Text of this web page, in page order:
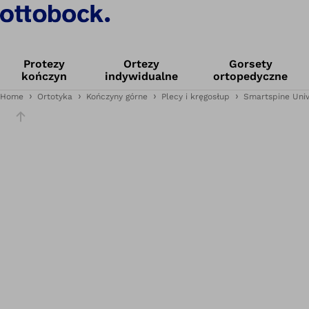
Protezy
kończyn
Ortezy
indywidualne
Gorsety
ortopedyczne
Home Ortotyka Kończyny górne Plecy i kręgosłup Smartspine
Slajdy